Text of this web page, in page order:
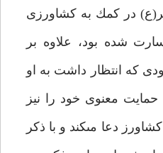
در كمك به كشاورزى
شده بود، علاوه بر
كه انتظار داشت به او
معنوى خود را نيز
دعا مى‏كند و با ذكر